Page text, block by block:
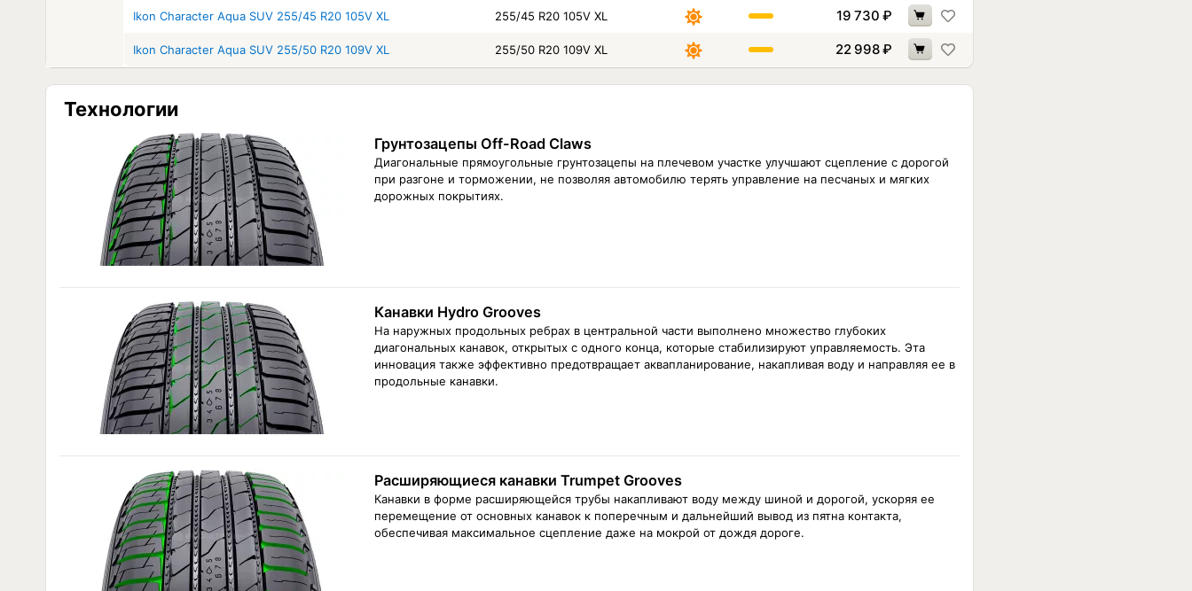
Ikon Character Aqua SUV 255/45 R20 105V XL 255/45 R20 105V XL 19 730 ₽
Ikon Character Aqua SUV 255/50 R20 109V XL 255/50 R20 109V XL 22 998₽
Технологии
Грунтозацепы Off-Road Claws
Диагональные прямоугольные грунтозацепы на плечевом участке улучшают сцепление с дорогой
при разгоне и торможении, не позволяя автомобилю терять управление на песчаных и мягких
дорожных покрытиях.
Канавки Hydro Grooves
На наружных продольных ребрах в центральной части выполнено множество глубоких
диагональных канавок, открытых с одного конца, которые стабилизируют управляемость. Эта
инновация также эффективно предотвращает аквапланирование, накапливая воду и направляя ее в
продольные канавки.
Расширяющиеся канавки Trumpet Grooves
Канавки в форме расширяющейся трубы накапливают воду между шиной и дорогой, ускоряя ее
перемещение от основных канавок к поперечным и дальнейший вывод из пятна контакта,
обеспечивая максимальное сцепление даже на мокрой от дождя дороге.